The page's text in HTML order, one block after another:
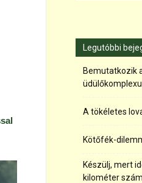
Legutóbbi
Bemutatkozik
A tökéletes
Kötőfék-
Készülj, mert
kilométer